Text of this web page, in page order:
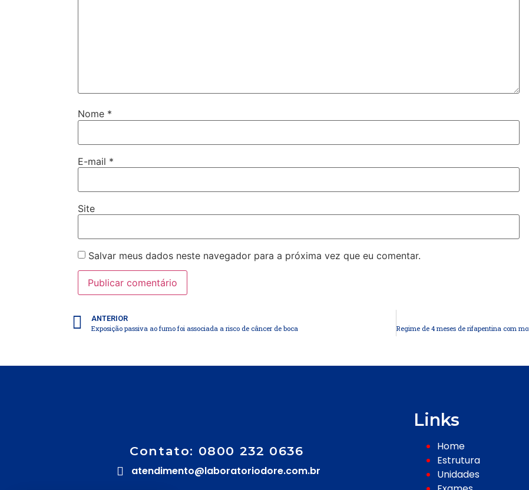
Nome *
E-mail *
Site
Salvar meus dados neste navegador para a próxima vez que eu comentar.
ANTERIOR
Exposição passiva ao fumo foi associada a risco de câncer de boca
Contato: 0800 232 0636
atendimento@laboratoriodore.com.br
Links
Home
Estrutura
Unidades